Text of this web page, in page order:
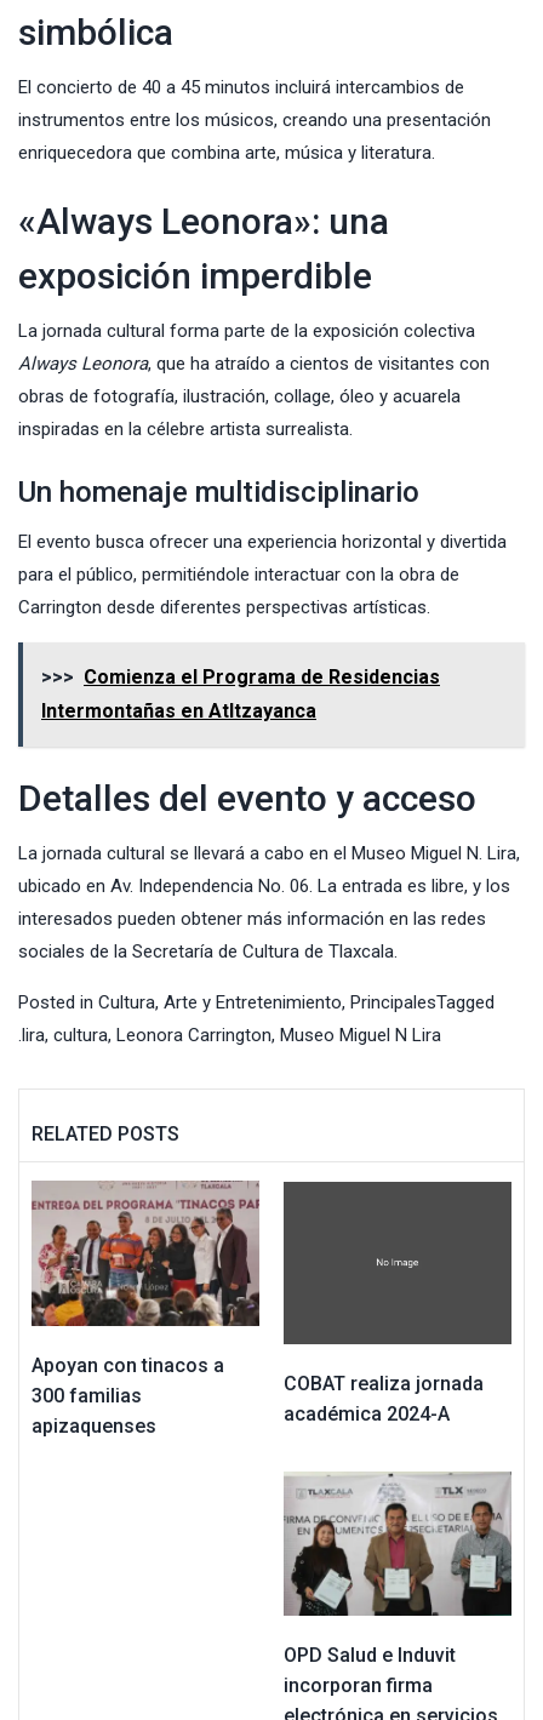
simbólica
El concierto de 40 a 45 minutos incluirá intercambios de
instrumentos entre los músicos, creando una presentación
enriquecedora que combina arte, música y literatura.
«Always Leonora»: una
exposición imperdible
La jornada cultural forma parte de la exposición colectiva
Always Leonora, que ha atraído a cientos de visitantes con
obras de fotografía, ilustración, collage, óleo y acuarela
inspiradas en la célebre artista surrealista.
Un homenaje multidisciplinario
El evento busca ofrecer una experiencia horizontal y divertida
para el público, permitiéndole interactuar con la obra de
Carrington desde diferentes perspectivas artísticas.
>>> Comienza el Programa de Residencias
Intermontañas en Atltzayanca
Detalles del evento y acceso
La jornada cultural se llevará a cabo en el Museo Miguel N. Lira,
ubicado en Av. Independencia No. 06. La entrada es libre, y los
interesados pueden obtener más información en las redes
sociales de la Secretaría de Cultura de Tlaxcala.
Posted in Cultura, Arte y Entretenimiento, PrincipalesTagged
.lira, cultura, Leonora Carrington, Museo Miguel N Lira
RELATED POSTS
Apoyan con tinacos a
300 familias
apizaquenses
COBAT realiza jornada
académica 2024-A
OPD Salud e Induvit
incorporan firma